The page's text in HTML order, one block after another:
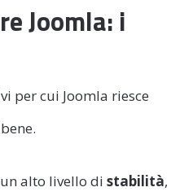
Joomla: i
per cui Joomla riesce
alto livello di stabilità,